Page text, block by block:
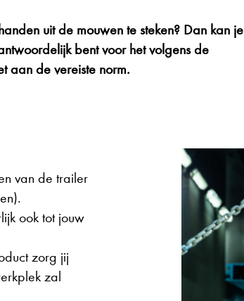
uit de mouwen te steken? Dan kan je
bent voor het volgens de
aan de vereiste norm.
van de trailer
ook tot jouw
zorg jij
zal